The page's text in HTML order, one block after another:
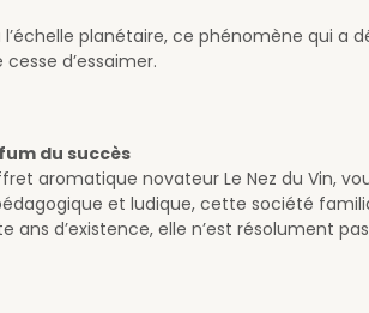
planétaire, ce phénomène qui a
d’essaimer.
du succès
aromatique novateur Le Nez du Vin,
et ludique, cette société
ans d’existence, elle n’est résolument